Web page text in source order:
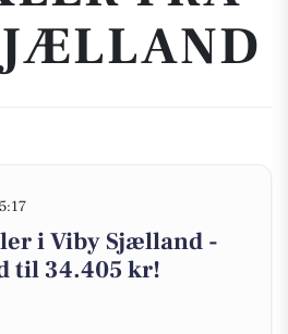
i Viby Sjælland -
til 34.405 kr!